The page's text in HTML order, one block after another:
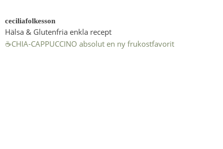
ceciliafolkesson
Hälsa & Glutenfria enkla recept
☕️CHIA-CAPPUCCINO absolut en ny frukostfavorit